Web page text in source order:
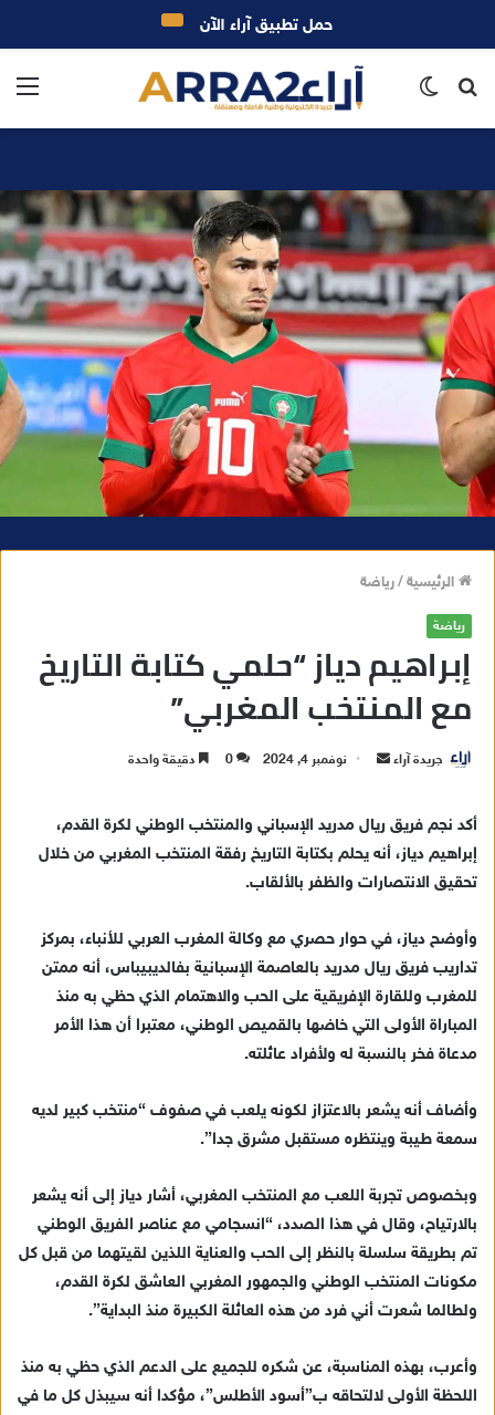
بحث
الرئيسية/رياضة
رياضة
إبراهيم دياز “حلمي كتابة التاريخ
مع المنتخب المغربي”
جريدة آراء
د
ا
إ
ك
ر
و
ي
نوفمبر 4, 2024 0 دقيقة واحدة
أكد نجم فريق ريال مدريد الإسباني والمنتخب الوطني لكرة القدم،
إبراهيم دياز، أنه يحلم بكتابة التاريخ رفقة المنتخب المغربي من خلال
تحقيق الانتصارات والظفر بالألقاب.
وأوضح دياز، في حوار حصري مع وكالة المغرب العربي للأنباء، بمركز
تداريب فريق ريال مدريد بالعاصمة الإسبانية بفالديبيباس، أنه ممتن
للمغرب وللقارة الإفريقية على الحب والاهتمام الذي حظي به منذ
المباراة الأولى التي خاضها بالقميص الوطني، معتبرا أن هذا الأمر
مدعاة فخر بالنسبة له ولأفراد عائلته.
وأضاف أنه يشعر بالاعتزاز لكونه يلعب في صفوف “منتخب كبير لديه
سمعة طيبة وينتظره مستقبل مشرق جدا”.
وبخصوص تجربة اللعب مع المنتخب المغربي، أشار دياز إلى أنه يشعر
بالارتياح، وقال في هذا الصدد، “انسجامي مع عناصر الفريق الوطني
تم بطريقة سلسلة بالنظر إلى الحب والعناية اللذين لقيتهما من قبل كل
مكونات المنتخب الوطني والجمهور المغربي العاشق لكرة القدم،
ولطالما شعرت أني فرد من هذه العائلة الكبيرة منذ البداية”.
وأعرب، بهذه المناسبة، عن شكره للجميع على الدعم الذي حظي به منذ
اللحظة الأولى لالتحاقه ب”أسود الأطلس”، مؤكدا أنه سيبذل كل ما في
حمل تطبيق آراء الآن